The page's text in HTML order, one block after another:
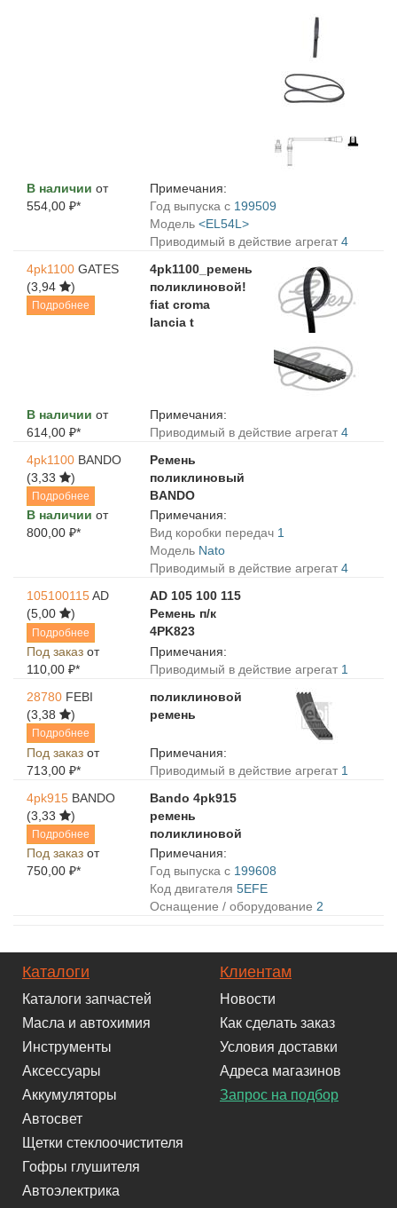
В наличии от
554,00 ₽*
Примечания:
Год выпуска с 199509
Модель <EL54L>
Приводимый в действие агрегат 4
4pk1100 GATES
(3,94
)
Подробнее
4pk1100_ремень
поликлиновой!
fiat croma
lancia t
В наличии от
614,00 ₽*
Примечания:
Приводимый в действие агрегат 4
4pk1100 BANDO
(3,33
)
Подробнее
Ремень
поликлиновый
BANDO
В наличии от
800,00 ₽*
Примечания:
Вид коробки передач 1
Модель Nato
Приводимый в действие агрегат 4
105100115AD
(5,00
)
Подробнее
AD 105 100 115
Ремень п/к
4PK823
Под заказ от
110,00 ₽*
Примечания:
Приводимый в действие агрегат 1
28780 FEBI
(3,38
)
Подробнее
поликлиновой
ремень
Под заказ от
713,00 ₽*
Примечания:
Приводимый в действие агрегат 1
4pk915 BANDO
(3,33
)
Подробнее
Bando 4pk915
ремень
поликлиновой
Под заказ от
750,00 ₽*
Примечания:
Год выпуска с 199608
Код двигателя 5EFE
Оснащение / оборудование 2
Каталоги
Каталоги запчастей
Масла и автохимия
Инструменты
Аксессуары
Аккумуляторы
Автосвет
Щетки стеклоочистителя
Гофры глушителя
Автоэлектрика
Клиентам
Новости
Как сделать заказ
Условия доставки
Адреса магазинов
Запрос на подбор